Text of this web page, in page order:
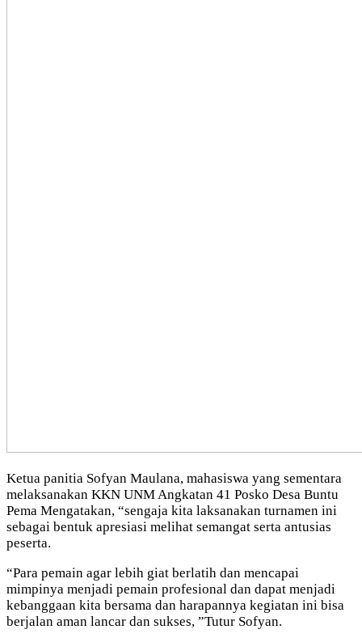
Ketua panitia Sofyan Maulana, mahasiswa yang sementara
melaksanakan KKN UNM Angkatan 41 Posko Desa Buntu
Pema Mengatakan, “sengaja kita laksanakan turnamen ini
sebagai bentuk apresiasi melihat semangat serta antusias
peserta.
“Para pemain agar lebih giat berlatih dan mencapai
mimpinya menjadi pemain profesional dan dapat menjadi
kebanggaan kita bersama dan harapannya kegiatan ini bisa
berjalan aman lancar dan sukses, ”Tutur Sofyan.